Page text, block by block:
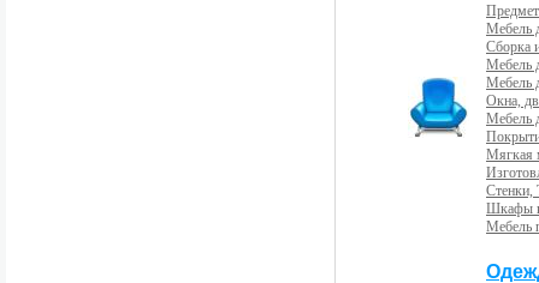
Мебель
Сборка
Мебель
Мебель
Окна,
Мебель
Мягкая
Стенки,
Шкафы
Мебель